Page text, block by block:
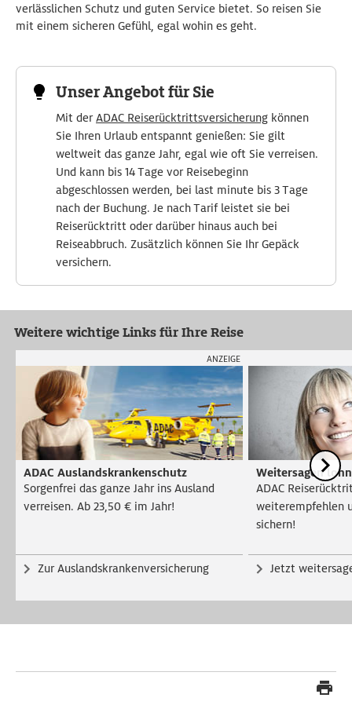
verlässlichen Schutz und guten Service bietet. So reisen Sie
mit einem sicheren Gefühl, egal wohin es geht.
Unser Angebot für Sie
Mit derADAC Reiserücktrittsversicherung können
Sie Ihren Urlaub entspannt genießen: Sie gilt
weltweit das ganze Jahr, egal wie oft Sie verreisen.
Und kann bis 14 Tage vor Reisebeginn
abgeschlossen werden, bei last minute bis 3 Tage
nach der Buchung. Je nach Tarif leistet sie bei
Reiserücktritt oder darüber hinaus auch bei
Reiseabbruch. Zusätzlich können Sie Ihr Gepäck
versichern.
Weitere wichtige Links für Ihre Reise
ANZEIGE
ADAC Auslandskrankenschutz
Sorgenfrei das ganze Jahr ins Ausland
verreisen. Ab 23,50 € im Jahr!
Zur Auslandskrankenversicherung
Weitersagen
ADAC
weiterempfehlen
sichern!
Jetzt